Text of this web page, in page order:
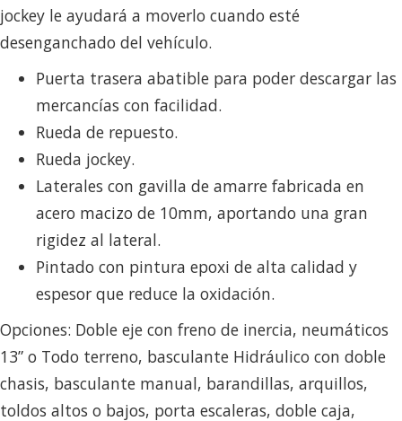
jockey le ayudará a moverlo cuando esté
desenganchado del vehículo.
Puerta trasera abatible para poder descargar las
mercancías con facilidad.
Rueda de repuesto.
Rueda jockey.
Laterales con gavilla de amarre fabricada en
acero macizo de 10mm, aportando una gran
rigidez al lateral.
Pintado con pintura epoxi de alta calidad y
espesor que reduce la oxidación.
Opciones: Doble eje con freno de inercia, neumáticos
13” o Todo terreno, basculante Hidráulico con doble
chasis, basculante manual, barandillas, arquillos,
toldos altos o bajos, porta escaleras, doble caja,